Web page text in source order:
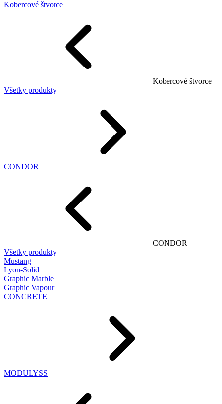
Kobercové štvorce
Kobercové štvorce
Všetky produkty
CONDOR
CONDOR
Všetky produkty
Mustang
Lyon-Solid
Graphic Marble
Graphic Vapour
CONCRETE
MODULYSS